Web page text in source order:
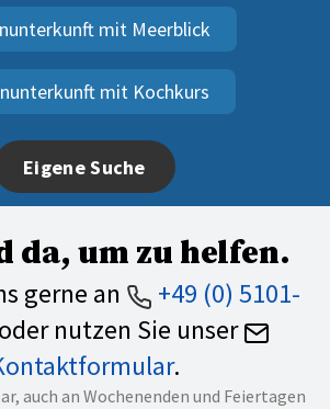
mit Meerblick
mit Kochkurs
Eigene Suche
da, um zu helfen.
gerne an
+49 (0) 5101-
oder nutzen Sie unser
.
auch an Wochenenden und Feiertagen